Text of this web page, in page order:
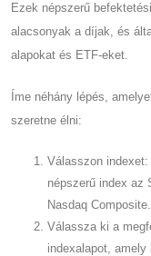
Ezek népszerű
alacsonyak a díjak, és
alapokat és ETF-eket.
Íme néhány lépés,
szeretne élni:
Válasszon
népszerű index az
Nasdaq Composite.
Válassza ki a
indexalapot,